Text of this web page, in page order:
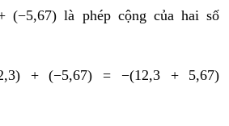
(−5,67) là phép cộng của hai số
+ (−5,67) = −(12,3 + 5,67)